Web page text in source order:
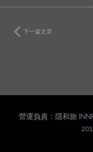
下一篇文章
營運負責：隱和旅